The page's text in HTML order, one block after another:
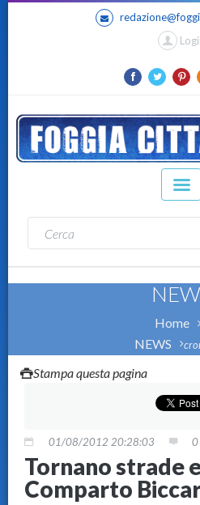
Home
NEWS
Stampa questa pagina
01/08/2012 20:28:03 0
Tornano strade
Comparto